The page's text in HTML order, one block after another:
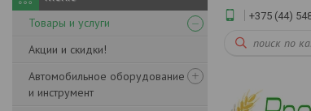
Товары и услуги
Акции и скидки!
Автомобильное оборудование
и инструмент
+375 (44)